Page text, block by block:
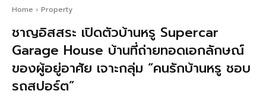
Home Property
ชาญอิสสระ เปิดตัวบ้านหรู Supercar
Garage House บ้านที่ถ่ายทอดเอกลักษณ์
ของผู้อยู่อาศัย เจาะกลุ่ม “คนรักบ้านหรู ชอบ
รถสปอร์ต”